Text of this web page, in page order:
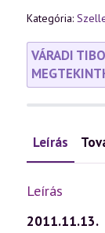
Kategória:
VÁRADI
Leírás
Leírás
2011.11.13.